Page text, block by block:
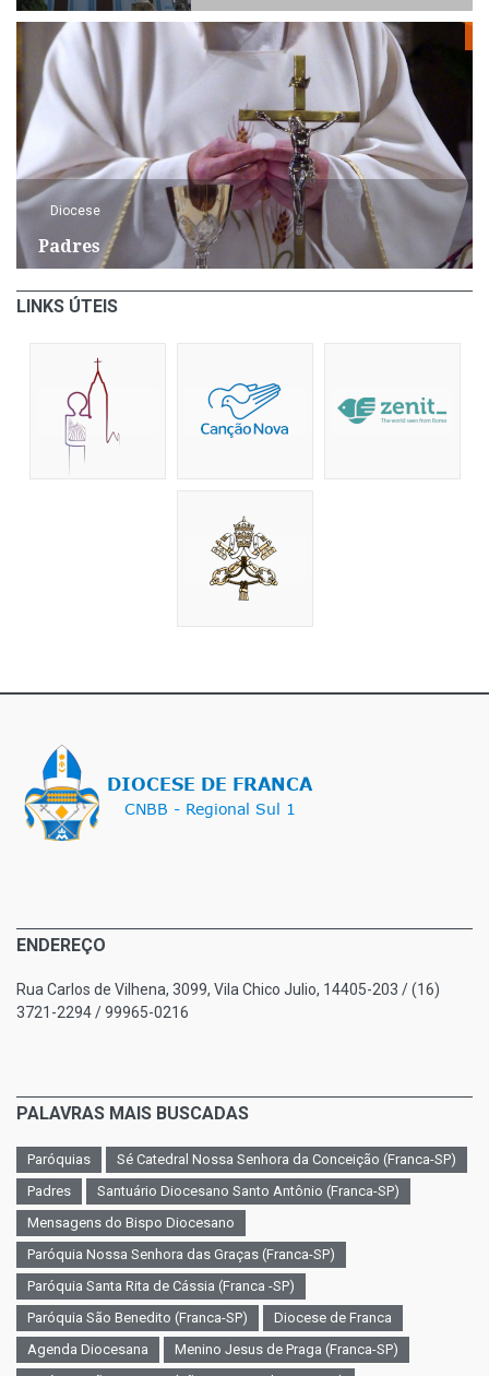
Diocese
Padres
LINKS ÚTEIS
ENDEREÇO
Rua Carlos de Vilhena, 3099, Vila Chico Julio, 14405-203 / (16)
3721-2294 / 99965-0216
PALAVRAS MAIS BUSCADAS
Paróquias
Sé Catedral Nossa Senhora da Conceição (Franca-SP)
Padres
Santuário Diocesano Santo Antônio (Franca-SP)
Mensagens do Bispo Diocesano
Paróquia Nossa Senhora das Graças (Franca-SP)
Paróquia Santa Rita de Cássia (Franca -SP)
Paróquia São Benedito (Franca-SP)
Diocese de Franca
Agenda Diocesana
Menino Jesus de Praga (Franca-SP)